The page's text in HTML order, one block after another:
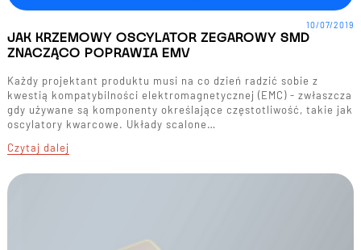
JAK KRZEMOWY OSCYLATOR ZEGAROWY SMD
ZNACZĄCO POPRAWIA EMV
Każdy projektant produktu musi na co dzień radzić sobie z
kwestią kompatybilności elektromagnetycznej (EMC) - zwłaszcza
gdy używane są komponenty określające częstotliwość, takie jak
oscylatory kwarcowe. Układy scalone…
Czytaj dalej
10/07/2019